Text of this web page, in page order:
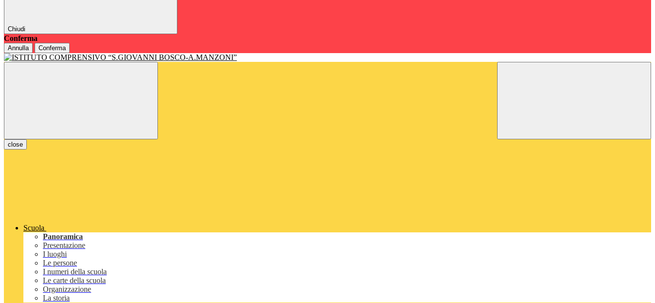
Chiudi
Conferma
Annulla Conferma
close
Scuola
Panoramica
Presentazione
I luoghi
Le persone
I numeri della scuola
Le carte della scuola
Organizzazione
La storia